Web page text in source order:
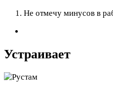
Не отмечу минусов в
Устраивает